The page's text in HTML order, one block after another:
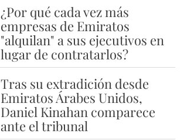
¿Por qué cada vez más
empresas de Emiratos
"alquilan" a sus ejecutivos en
lugar de contratarlos?
Tras su extradición desde
Emiratos Árabes Unidos,
Daniel Kinahan comparece
ante el tribunal